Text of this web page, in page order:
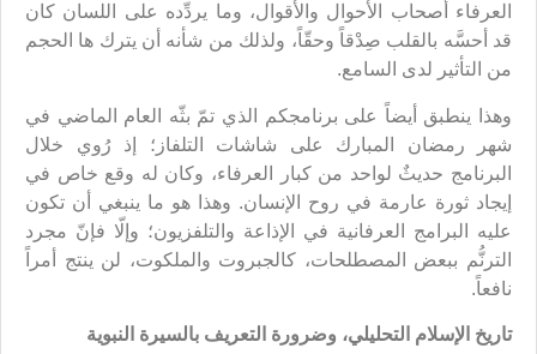
العرفاء أصحاب الأحوال والأقوال، وما يردِّده على اللسان كان
قد أحسَّه بالقلب صِدْقاً وحقّاً، ولذلك من شأنه أن يترك ها الحجم
من التأثير لدى السامع.
وهذا ينطبق أيضاً على برنامجكم الذي تمّ بثّه العام الماضي في
شهر رمضان المبارك على شاشات التلفاز؛ إذ رُوي خلال
البرنامج حديثٌ لواحد من كبار العرفاء، وكان له وقع خاص في
إيجاد ثورة عارمة في روح الإنسان. وهذا هو ما ينبغي أن تكون
عليه البرامج العرفانية في الإذاعة والتلفزيون؛ وإلّا فإنّ مجرد
الترنُّم ببعض المصطلحات، كالجبروت والملكوت، لن ينتج أمراً
نافعاً.
تاريخ الإسلام التحليلي، وضرورة التعريف بالسيرة النبوية